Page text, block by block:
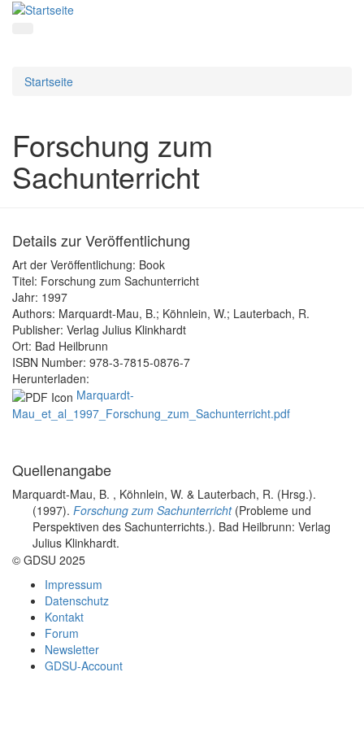
Startseite
Forschung zum
Sachunterricht
Details zur Veröffentlichung
Art der Veröffentlichung: Book
Titel: Forschung zum Sachunterricht
Jahr: 1997
Authors: Marquardt-Mau, B.; Köhnlein, W.; Lauterbach, R.
Publisher: Verlag Julius Klinkhardt
Ort: Bad Heilbrunn
ISBN Number: 978-3-7815-0876-7
Herunterladen:
Marquardt-
Mau_et_al_1997_Forschung_zum_Sachunterricht.pdf
Quellenangabe
Marquardt-Mau, B. , Köhnlein, W. & Lauterbach, R. (Hrsg.).
(1997). Forschung zum Sachunterricht(Probleme und
Perspektiven des Sachunterrichts.). Bad Heilbrunn: Verlag
Julius Klinkhardt.
© GDSU 2025
Impressum
Datenschutz
Kontakt
Forum
Newsletter
GDSU-Account